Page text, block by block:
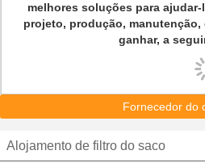
melhores soluções para
projeto, produção,
ganhar, a
Fornecedor do
Alojamento de filtro do saco